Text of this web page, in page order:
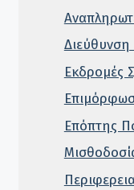
Εκδρομές
Επόπτης